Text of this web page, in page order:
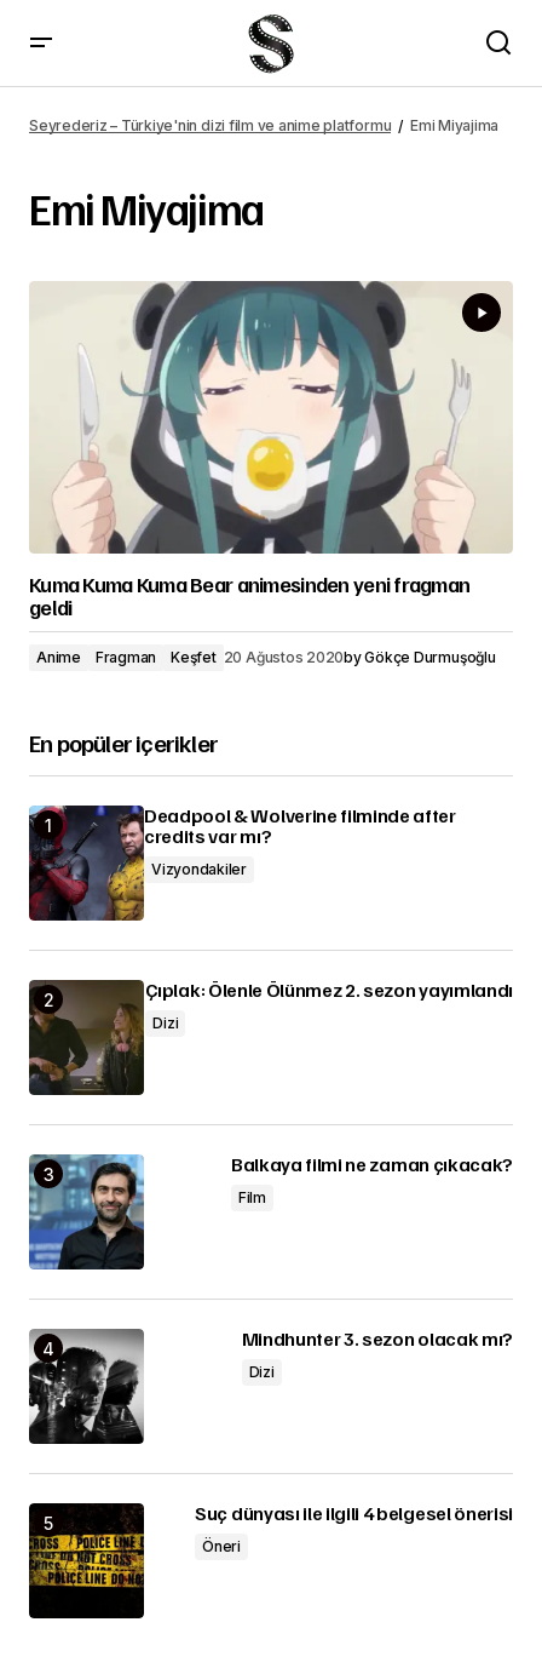
Seyrederiz – Türkiye'nin dizi film ve anime platformu Emi Miyajima
Emi Miyajima
Kuma Kuma Kuma Bear animesinden yeni fragman
geldi
Anime Fragman Keşfet 20 Ağustos 2020byGökçe Durmuşoğlu
En popüler içerikler
Deadpool & Wolverine filminde after
credits var mı?
Vizyondakiler
Çıplak: Ölenle Ölünmez 2. sezon yayımlandı
Dizi
Balkaya filmi ne zaman çıkacak?
Film
Mindhunter 3. sezon olacak mı?
Dizi
Suç dünyası ile ilgili 4 belgesel önerisi
Öneri